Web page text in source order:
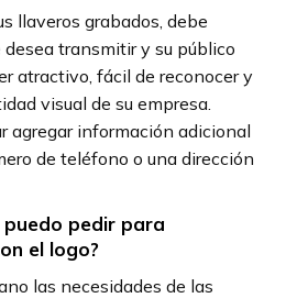
llaveros grabados, debe
transmitir y su público
atractivo, fácil de reconocer y
visual de su empresa.
agregar información adicional
de teléfono o una dirección
pedir para
el logo?
las necesidades de las